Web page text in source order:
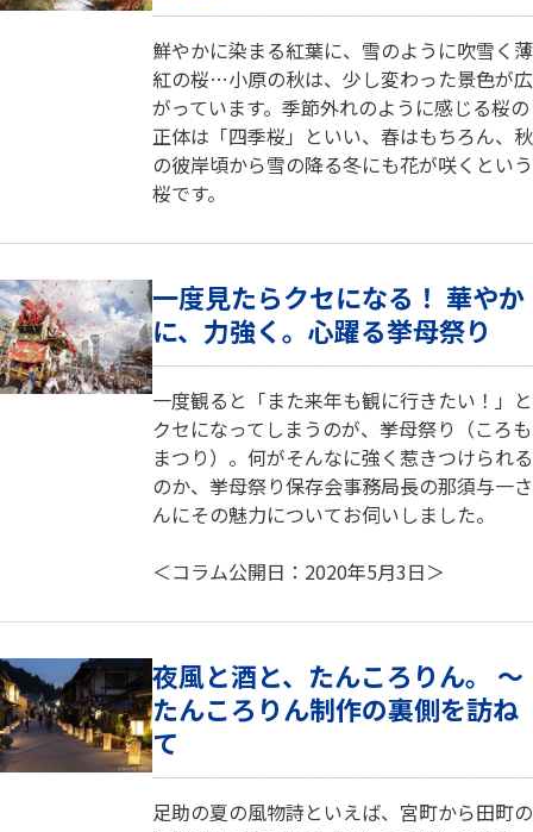
鮮やかに染まる紅葉に、雪のように吹雪く薄
紅の桜…小原の秋は、少し変わった景色が広
がっています。季節外れのように感じる桜の
正体は「四季桜」といい、春はもちろん、秋
の彼岸頃から雪の降る冬にも花が咲くという
桜です。
一度見たらクセになる！ 華やか
に、力強く。心躍る挙母祭り
一度観ると「また来年も観に行きたい！」と
クセになってしまうのが、挙母祭り（ころも
まつり）。何がそんなに強く惹きつけられる
のか、挙母祭り保存会事務局長の那須与一さ
んにその魅力についてお伺いしました。
＜コラム公開日：2020年5月3日＞
夜風と酒と、たんころりん。 ～
たんころりん制作の裏側を訪ね
て
足助の夏の風物詩といえば、宮町から田町の